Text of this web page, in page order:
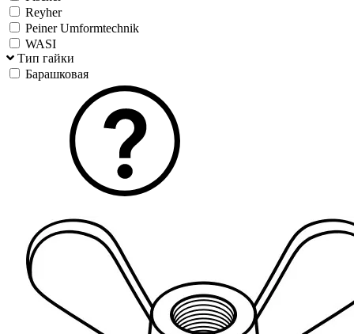
Reyher
Peiner Umformtechnik
WASI
Тип гайки
Барашковая